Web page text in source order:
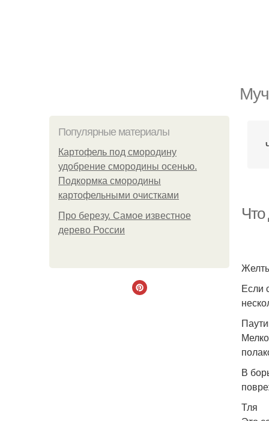
Популярные материалы
Картофель под смородину
удобрение смородины осенью.
Подкормка смородины
картофельными очистками
Про березу. Самое известное
дерево России
Что
Если
В
Тля